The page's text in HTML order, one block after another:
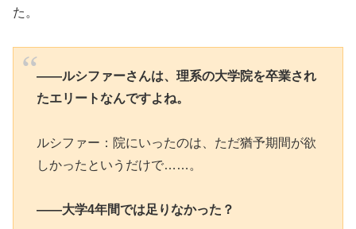
た。
――ルシファーさんは、理系の大学院を卒業され
たエリートなんですよね。
ルシファー：院にいったのは、ただ猶予期間が欲
しかったというだけで……。
――大学4年間では足りなかった？